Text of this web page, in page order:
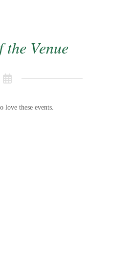
the Venue
love these events.